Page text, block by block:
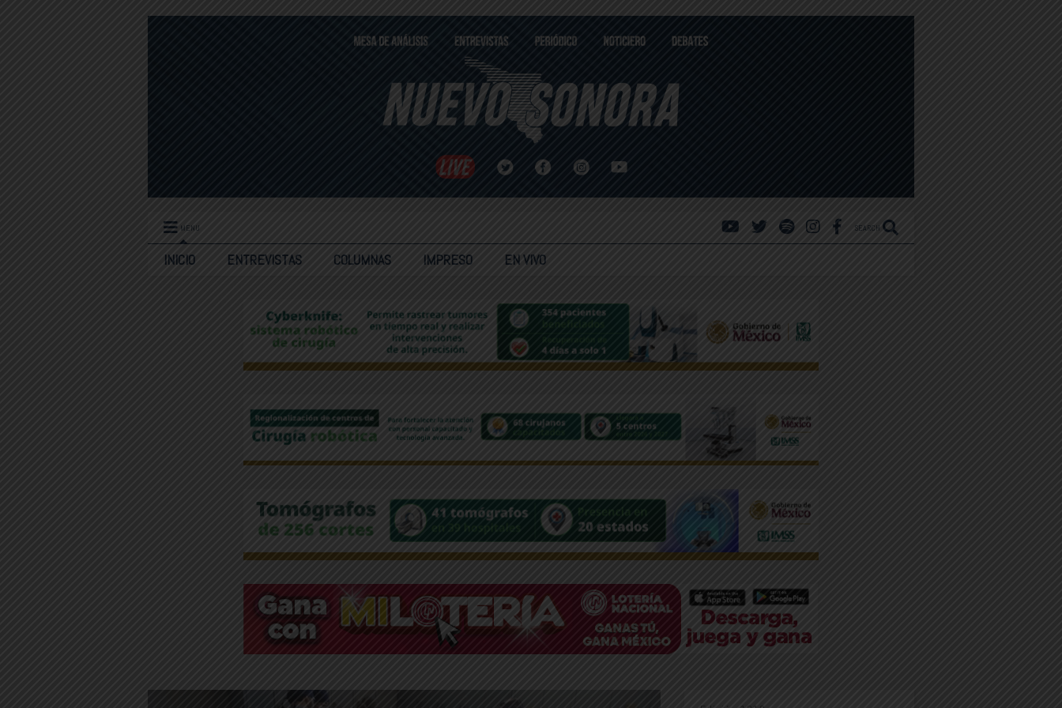
MENU SEARCH
INICIO ENTREVISTAS COLUMNAS IMPRESO EN VIVO